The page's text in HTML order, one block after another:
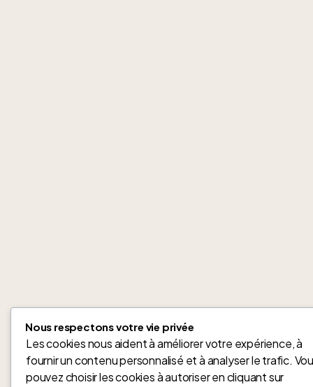
Nous respectons votre vie privée
Les cookies nous aident à améliorer votre expérience, à
fournir un contenu personnalisé et à analyser le trafic.
pouvez choisir les cookies à autoriser en cliquant sur